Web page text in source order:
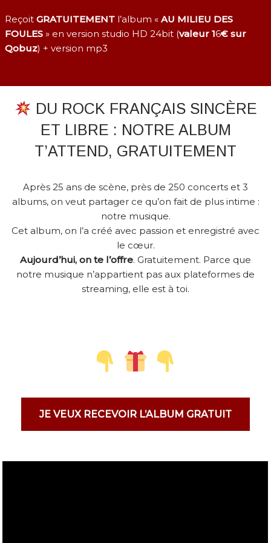
Aller
au
Reçoit GRATUITEMENTl’album « AU MILIEU DES
FOULES» en version studio HD 24bit (valeur 16€ sur
Qobuz) + version mp3
DU ROCK FRANÇAIS SINCÈRE
ET LIBRE : NOTRE ALBUM
T’ATTEND, GRATUITEMENT
Après 25 ans de scène, près de 250 concerts et 3
albums, on veut partager ce qu’on fait de plus intime :
notre musique.
Cet album, on l’a créé avec passion et enregistré avec
le cœur.
Aujourd’hui, on te l’offre. Gratuitement. Parce que
notre musique n’appartient pas aux plateformes de
streaming, elle est à toi.
JE VEUX RECEVOIR L’ALBUM GRATUIT